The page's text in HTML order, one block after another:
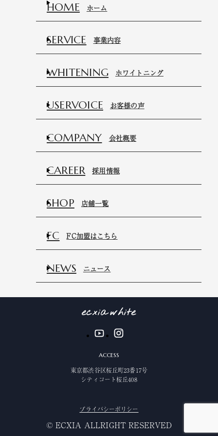
HOME ホーム
SERVICE 事業内容
WHITENING ホワイトニング
USERVOICE お客様の声
COMPANY 会社概要
CAREER 採用情報
SHOP 店舗一覧
FC FC加盟はこちら
NEWS ニュース
ACCESS
東京都渋谷区桜丘町23番17号
シティコート桜丘408
プライバシーポリシー
©️ ECXIA ALLRIGHT RESERVED